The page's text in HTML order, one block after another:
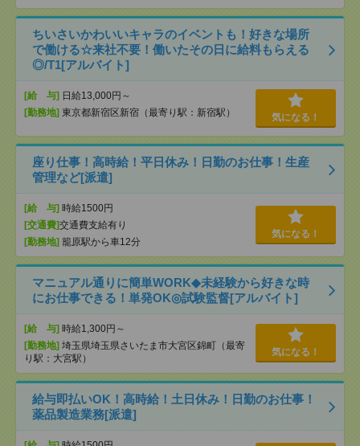
ちいさいかわいいキャラのイベントも！好きな場所
で働ける☆来社不要！働いたその日に給料もらえる
◎/T1[アルバイト]
[給 与] 日給13,000円～
[勤務地] 東京都新宿区新宿（最寄り駅：新宿駅） 気になる！
座り仕事！高時給！平日休み！日勤のお仕事！生産
管理など[派遣]
[給 与] 時給1500円
[交通費]交通費支給有り
[勤務地] 籠原駅から車12分
気になる！
マニュアル通りに簡単WORK◆未経験から好きな時
にお仕事できる！単発OK◎試験監督[アルバイト]
[給 与] 時給1,300円～
[勤務地] 埼玉県埼玉県さいたま市大宮区錦町（最寄
り駅：大宮駅）
気になる！
給与即払いOK！高時給！土日休み！日勤のお仕事！
薬品製造業務[派遣]